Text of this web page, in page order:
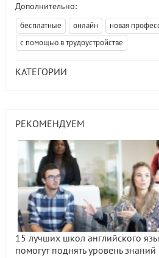
Дополнительно:
бесплатные онлайн
новая
с помощью в трудоустройстве
КАТЕГОРИИ
РЕКОМЕНДУЕМ
15 лучших школ английского
помогут поднять уровень знаний